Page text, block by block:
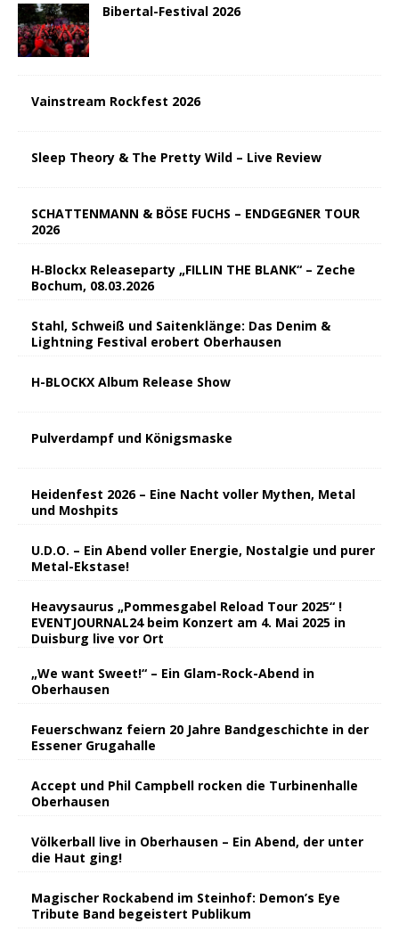
Bibertal-Festival 2026
Vainstream Rockfest 2026
Sleep Theory & The Pretty Wild – Live Review
SCHATTENMANN & BÖSE FUCHS – ENDGEGNER TOUR
2026
H‑Blockx Releaseparty „FILLIN THE BLANK“ – Zeche
Bochum, 08.03.2026
Stahl, Schweiß und Saitenklänge: Das Denim &
Lightning Festival erobert Oberhausen
H-BLOCKX Album Release Show
Pulverdampf und Königsmaske
Heidenfest 2026 – Eine Nacht voller Mythen, Metal
und Moshpits
U.D.O. – Ein Abend voller Energie, Nostalgie und purer
Metal-Ekstase!
Heavysaurus „Pommesgabel Reload Tour 2025“ !
EVENTJOURNAL24 beim Konzert am 4. Mai 2025 in
Duisburg live vor Ort
„We want Sweet!“ – Ein Glam-Rock-Abend in
Oberhausen
Feuerschwanz feiern 20 Jahre Bandgeschichte in der
Essener Grugahalle
Accept und Phil Campbell rocken die Turbinenhalle
Oberhausen
Völkerball live in Oberhausen – Ein Abend, der unter
die Haut ging!
Magischer Rockabend im Steinhof: Demon’s Eye
Tribute Band begeistert Publikum